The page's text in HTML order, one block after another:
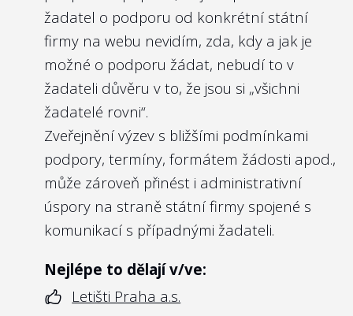
Vedle toho je zde na místě zmínit i
soukromoprávní úpravu§ 121k odst. 4
zákona č. 256/2004 Sb. o podnikání na
kapitálovém trhu , který předpokládá, že
veřejně obchodovatelné obchodní
společnosti zveřejňují i Politiku odměňování,
která dopadá na členy managementu i
kontrolního orgánu. Důvodem je
transparentnost a nediskriminace
akcionářů a potenciálních akcionářů.
Vzhledem k tomu, že u státních firem je
možné v přeneseném smyslu považovat
občany ČR za akcionáře státních firem,
žadatel o podporu od konkrétní státní
firmy na webu nevidím, zda, kdy a jak je
možné o podporu žádat, nebudí to v
žadateli důvěru v to, že jsou si „všichni
žadatelé rovni“.
Zveřejnění výzev s bližšími podmínkami
podpory, termíny, formátem žádosti apod.,
může zároveň přinést i administrativní
úspory na straně státní firmy spojené s
komunikací s případnými žadateli.
Nejlépe to dělají v/ve:
Letišti Praha a.s.